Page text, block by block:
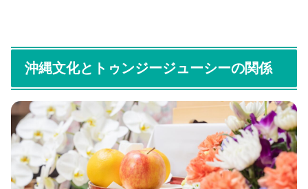
沖縄文化とトゥンジージューシーの関係